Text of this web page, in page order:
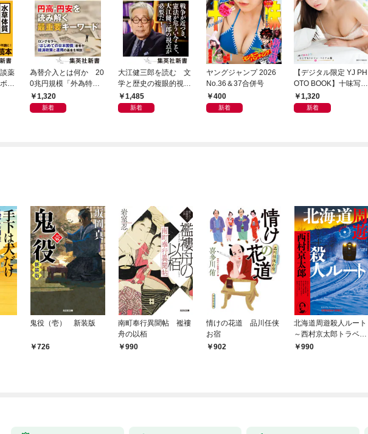
薬
テ
為替介入とは何か 20
0兆円規模「外為特
会」が生まれた謎
1,320
新着
大江健三郎を読む 文
学と歴史の複眼的視点
から1,485
新着
ヤングジャンプ 2026
No.36＆37合併号
400
新着
【デジタル限定 YJ PH
OTO BOOK】十味写真
集「続・『ぽみ』！？
どこでもトレイン・ベ
1,320
新着
鬼役（壱） 新装版
726
南町奉行異聞帖 襤褸
舟の以栢
990
情けの花道 品川任侠
お宿
902
北海道周遊殺人ルート
～西村京太郎トラベル
ミステリー・セレクシ
990